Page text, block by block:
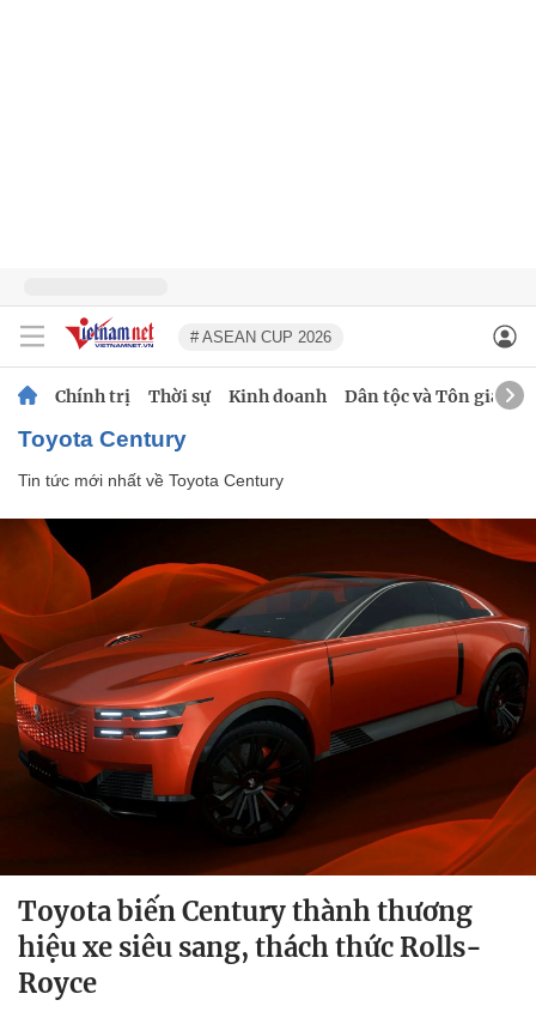
# ASEAN CUP 2026
Chính trị Thời sự Kinh doanh Dân tộc và Tôn giáo
Toyota Century
Tin tức mới nhất về Toyota Century
Toyota biến Century thành thương
hiệu xe siêu sang, thách thức Rolls-
Royce